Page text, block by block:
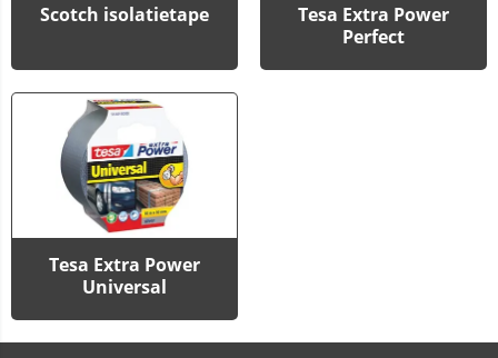
Scotch isolatietape
Tesa Extra Power
Perfect
Tesa Extra Power
Universal